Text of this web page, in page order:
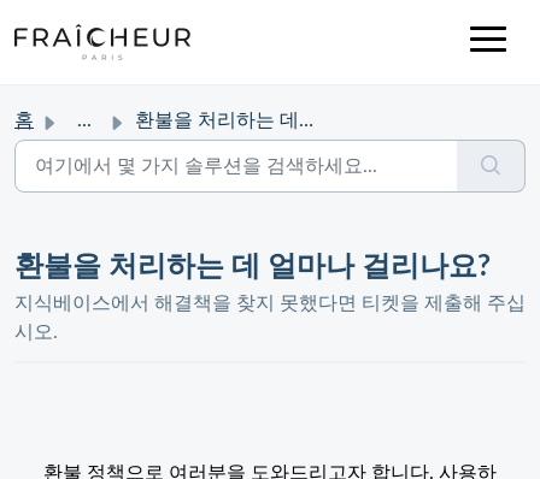
홈 ... 환불을 처리하는 데 얼마나 걸리나요?
환불을 처리하는 데 얼마나 걸리나요?
지식베이스에서 해결책을 찾지 못했다면 티켓을 제출해 주십
시오.
환불 정책으로 여러분을 도와드리고자 합니다. 사용하